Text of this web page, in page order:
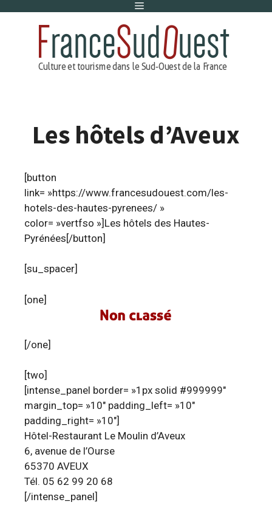
Menu
Les hôtels d’Aveux
[button
link= »https://www.francesudouest.com/les-
hotels-des-hautes-pyrenees/ »
color= »vertfso »]Les hôtels des Hautes-
Pyrénées[/button]
[su_spacer]
[one]
[/one]
[two]
[intense_panel border= »1px solid #999999″
margin_top= »10″ padding_left= »10″
padding_right= »10″]
Hôtel-Restaurant Le Moulin d’Aveux
6, avenue de l’Ourse
65370 AVEUX
Tél. 05 62 99 20 68
[/intense_panel]